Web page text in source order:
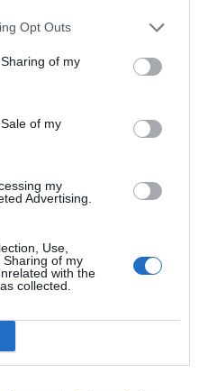
Opt Outs
of my
of my
my
Advertising.
Use,
of my
with the
collected.
Si quieres más
últimas noticias de actualidad.
Imprimir